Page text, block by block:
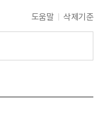
도움말 삭제기준